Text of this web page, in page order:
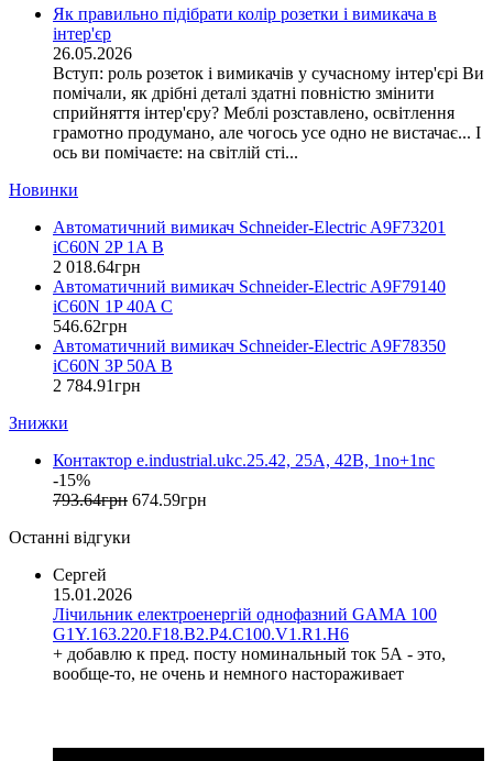
DKC (Україна)
Dyness (Китай)
E.NEXT (Україна)
EAE Electric
Eastron (Китай)
Eaton (США)
ElectrO (Україна)
EON (Таїланд)
ETI (Словенія)
ETREL (Словенія)
Evrosvet (Україна)
Extherm (Німеччина)
F&F (Польща)
FRER (Італія)
FS (Україна)
Galkat (Україна)
GENERICA (Китай)
Gewiss (Італія)
GreenVision (Китай)
Hager (Німеччина)
Haupa (Німеччина)
HD Hyundai Electric (Корея)
Hemstedt (Німеччина)
Horoz Electric (Туреччина)
Huawei (Китай)
Як правильно підібрати колір розетки і вимикача в
інтер'єр
26.05.2026
Вступ: роль розеток і вимикачів у сучасному інтер'єрі Ви
помічали, як дрібні деталі здатні повністю змінити
сприйняття інтер'єру? Меблі розставлено, освітлення
грамотно продумано, але чогось усе одно не вистачає... І
ось ви помічаєте: на світлій сті...
Новинки
Автоматичний вимикач Schneider-Electric A9F73201
iC60N 2P 1A B
2 018.64грн
Автоматичний вимикач Schneider-Electric A9F79140
iC60N 1P 40A C
546.62грн
Автоматичний вимикач Schneider-Electric A9F78350
iC60N 3P 50A B
2 784.91грн
Знижки
Контактор e.industrial.ukc.25.42, 25A, 42В, 1no+1nc
-15%
793.64грн 674.59грн
Останні відгуки
Сергей
15.01.2026
Лічильник електроенергій однофазний GAMA 100
G1Y.163.220.F18.B2.P4.C100.V1.R1.H6
+ добавлю к пред. посту номинальный ток 5А - это,
вообще-то, не очень и немного настораживает